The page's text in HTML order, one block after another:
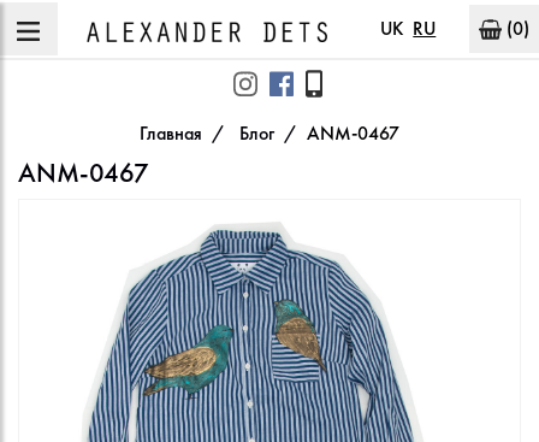
UK RU (0)
Главная Блог ANM-0467
ANM-0467